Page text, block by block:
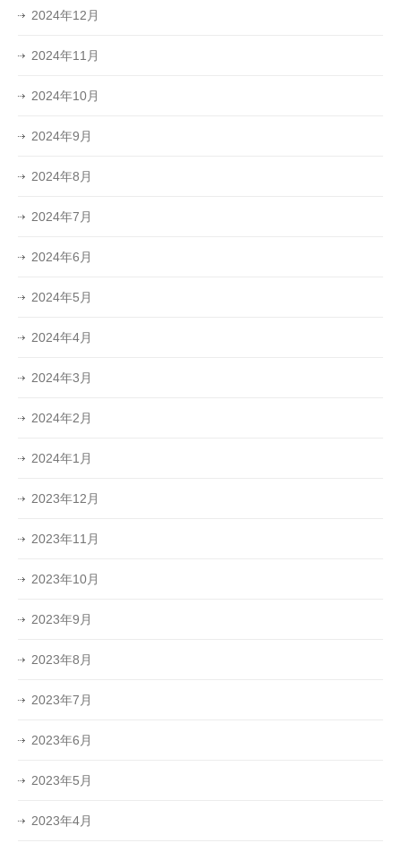
2024年12月
2024年11月
2024年10月
2024年9月
2024年8月
2024年7月
2024年6月
2024年5月
2024年4月
2024年3月
2024年2月
2024年1月
2023年12月
2023年11月
2023年10月
2023年9月
2023年8月
2023年7月
2023年6月
2023年5月
2023年4月